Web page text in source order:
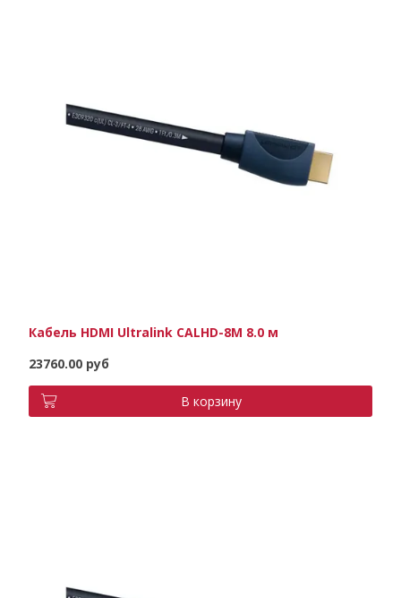
Кабель HDMI Ultralink CALHD-8M 8.0 м
23760.00 руб
В корзину